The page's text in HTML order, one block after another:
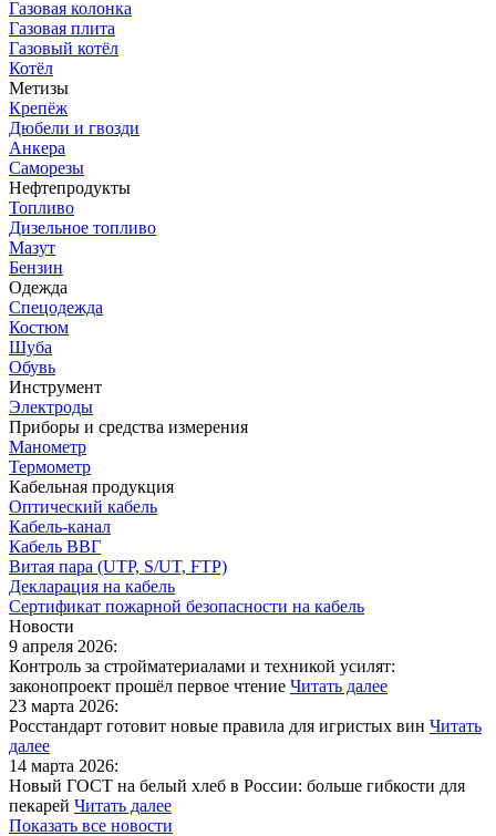
Газовая колонка
Газовая плита
Газовый котёл
Котёл
Метизы
Крепёж
Дюбели и гвозди
Анкера
Саморезы
Нефтепродукты
Топливо
Дизельное топливо
Мазут
Бензин
Одежда
Спецодежда
Костюм
Шуба
Обувь
Инструмент
Электроды
Приборы и средства измерения
Манометр
Термометр
Кабельная продукция
Оптический кабель
Кабель-канал
Кабель ВВГ
Витая пара (UTP, S/UT, FTP)
Декларация на кабель
Сертификат пожарной безопасности на кабель
Новости
9 апреля 2026:
Контроль за стройматериалами и техникой усилят:
законопроект прошёл первое чтение Читать далее
23 марта 2026:
Росстандарт готовит новые правила для игристых вин Читать
далее
14 марта 2026:
Новый ГОСТ на белый хлеб в России: больше гибкости для
пекарей Читать далее
Показать все новости